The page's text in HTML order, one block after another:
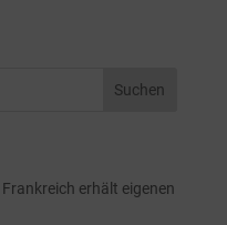
erhält eigenen